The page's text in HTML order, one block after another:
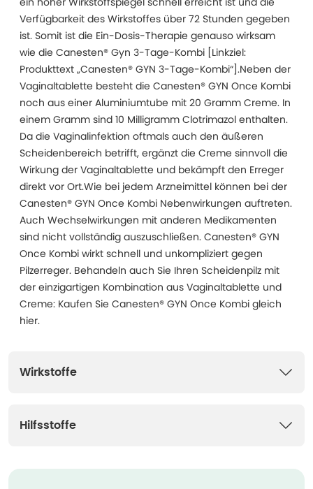
Verfügbarkeit des Wirkstoffes über 72 Stunden gegeben
ist. Somit ist die Ein-Dosis-Therapie genauso wirksam
wie die Canesten® Gyn 3-Tage-Kombi [Linkziel:
Produkttext „Canesten® GYN 3-Tage-Kombi“].Neben der
Vaginaltablette besteht die Canesten® GYN Once Kombi
noch aus einer Aluminiumtube mit 20 Gramm Creme. In
einem Gramm sind 10 Milligramm Clotrimazol enthalten.
Da die Vaginalinfektion oftmals auch den äußeren
Scheidenbereich betrifft, ergänzt die Creme sinnvoll die
Wirkung der Vaginaltablette und bekämpft den Erreger
direkt vor Ort.Wie bei jedem Arzneimittel können bei der
Canesten® GYN Once Kombi Nebenwirkungen auftreten.
Auch Wechselwirkungen mit anderen Medikamenten
sind nicht vollständig auszuschließen. Canesten® GYN
Once Kombi wirkt schnell und unkompliziert gegen
Pilzerreger. Behandeln auch Sie Ihren Scheidenpilz mit
der einzigartigen Kombination aus Vaginaltablette und
Creme: Kaufen Sie Canesten® GYN Once Kombi gleich
hier.
Wirkstoffe
Hilfsstoffe